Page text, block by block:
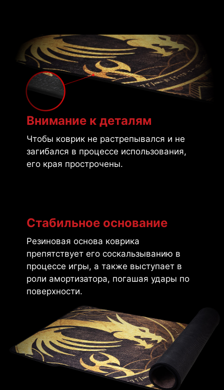
Внимание к деталям
Чтобы коврик не растрепывался и не
загибался в процессе использования,
его края прострочены.
Стабильное основание
Резиновая основа коврика
препятствует его соскальзыванию в
процессе игры, а также выступает в
роли амортизатора, погашая удары по
поверхности.